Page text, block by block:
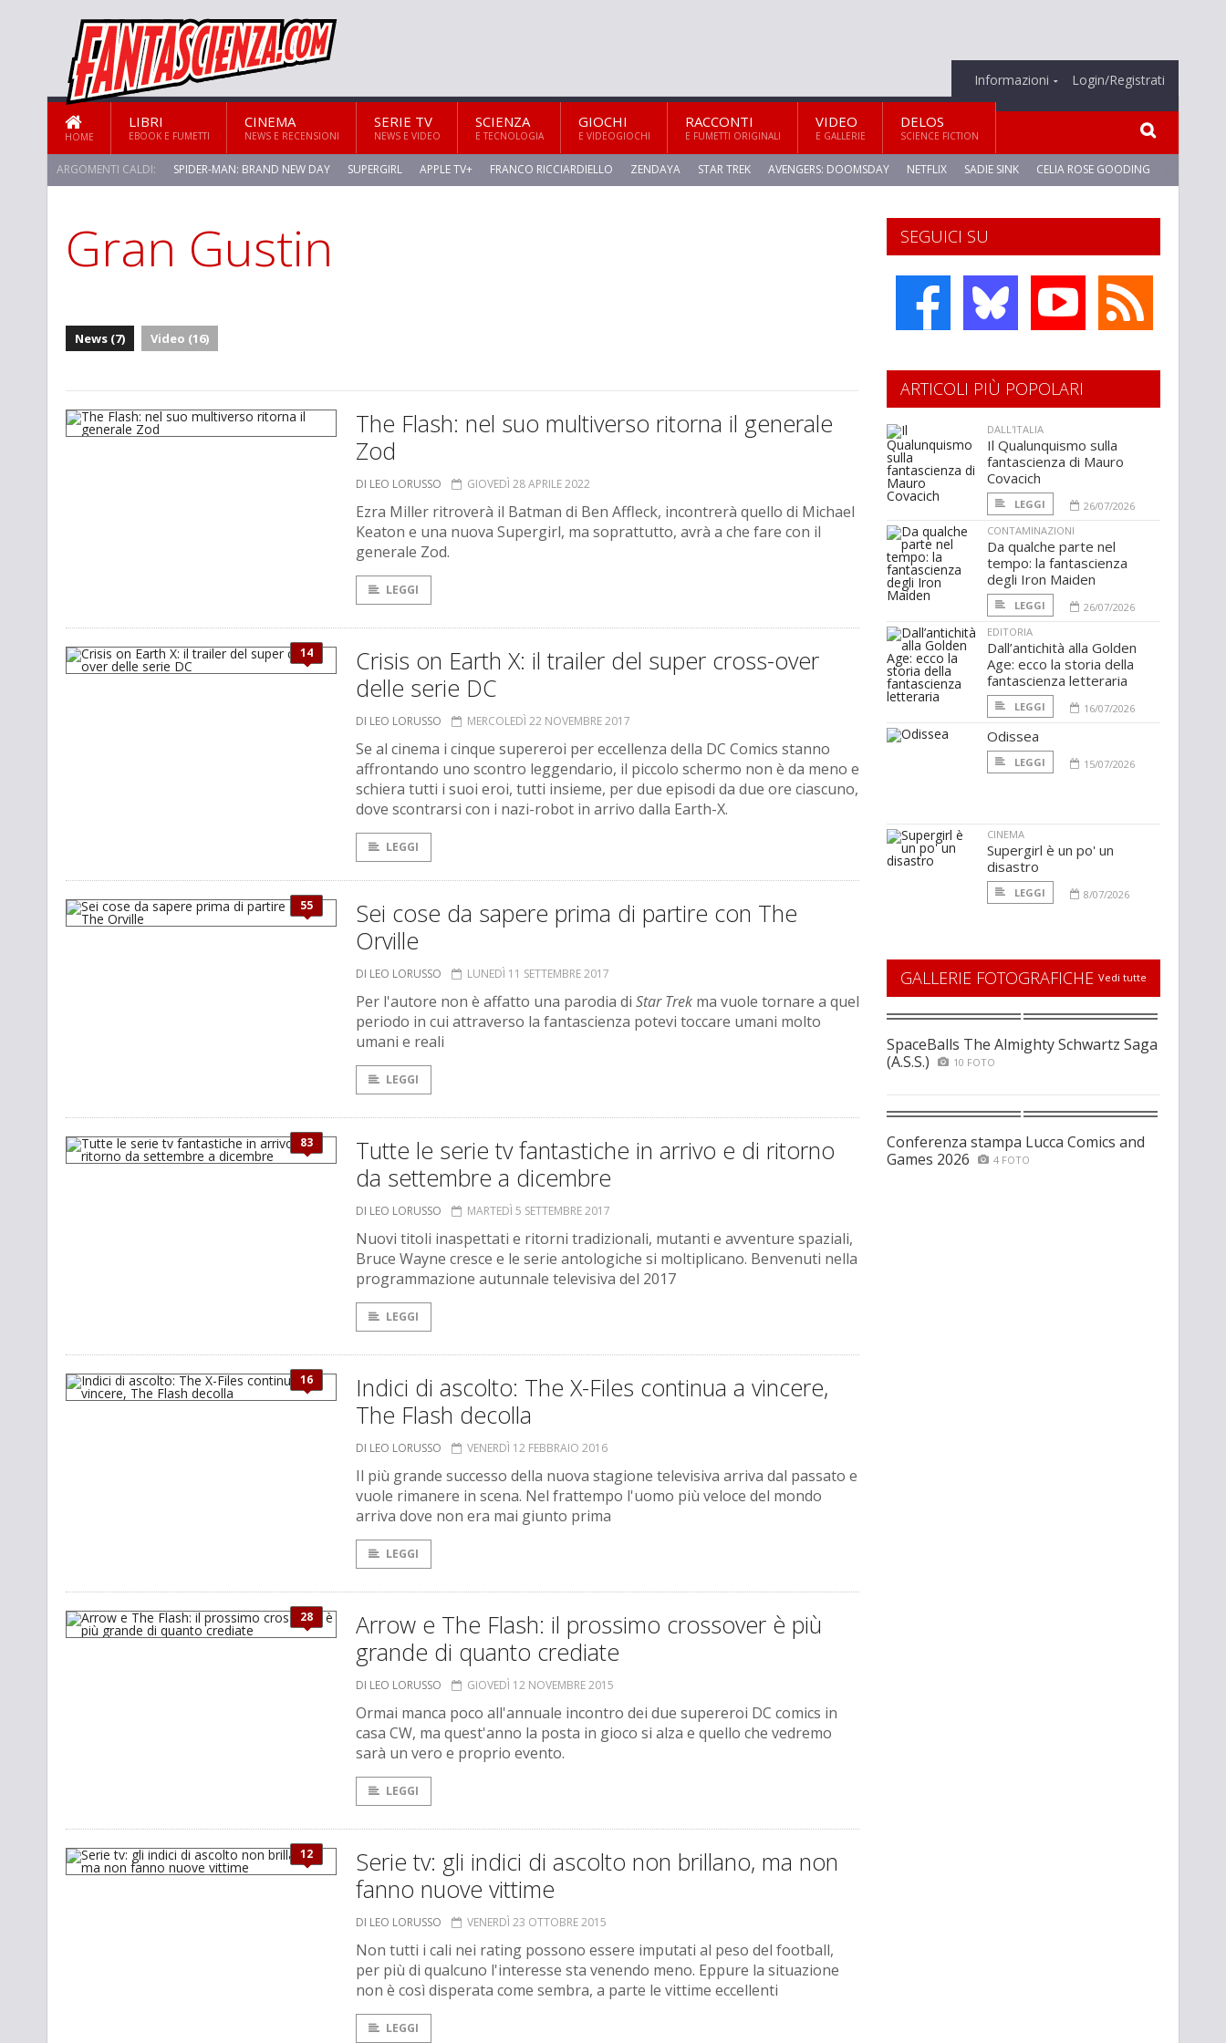
Informazioni Login/Registrati
HOME
LIBRI
EBOOK E FUMETTI
CINEMA
NEWS E RECENSIONI
SERIE TV
NEWS E VIDEO
SCIENZA
E TECNOLOGIA
GIOCHI
E VIDEOGIOCHI
RACCONTI
E FUMETTI ORIGINALI
VIDEO
E GALLERIE
DELOS
SCIENCE FICTION
ARGOMENTI CALDI: SPIDER-MAN: BRAND NEW DAY SUPERGIRL APPLE TV+ FRANCO RICCIARDIELLO ZENDAYA STAR TREK AVENGERS: DOOMSDAY NETFLIX SADIE SINK CELIA ROSE GOODING
Gran Gustin
News (7) Video (16)
The Flash: nel suo multiverso ritorna il generale
Zod
DI LEO LORUSSO GIOVEDÌ 28 APRILE 2022
Ezra Miller ritroverà il Batman di Ben Affleck, incontrerà quello di Michael
Keaton e una nuova Supergirl, ma soprattutto, avrà a che fare con il
generale Zod.
LEGGI
14
Crisis on Earth X: il trailer del super cross-over
delle serie DC
DI LEO LORUSSO MERCOLEDÌ 22 NOVEMBRE 2017
Se al cinema i cinque supereroi per eccellenza della DC Comics stanno
affrontando uno scontro leggendario, il piccolo schermo non è da meno e
schiera tutti i suoi eroi, tutti insieme, per due episodi da due ore ciascuno,
dove scontrarsi con i nazi-robot in arrivo dalla Earth-X.
LEGGI
55
Sei cose da sapere prima di partire con The
Orville
DI LEO LORUSSO LUNEDÌ 11 SETTEMBRE 2017
Per l'autore non è affatto una parodia di Star Trek ma vuole tornare a quel
periodo in cui attraverso la fantascienza potevi toccare umani molto
umani e reali
LEGGI
83
Tutte le serie tv fantastiche in arrivo e di ritorno
da settembre a dicembre
DI LEO LORUSSO MARTEDÌ 5 SETTEMBRE 2017
Nuovi titoli inaspettati e ritorni tradizionali, mutanti e avventure spaziali,
Bruce Wayne cresce e le serie antologiche si moltiplicano. Benvenuti nella
programmazione autunnale televisiva del 2017
LEGGI
16
Indici di ascolto: The X-Files continua a vincere,
The Flash decolla
DI LEO LORUSSO VENERDÌ 12 FEBBRAIO 2016
Il più grande successo della nuova stagione televisiva arriva dal passato e
vuole rimanere in scena. Nel frattempo l'uomo più veloce del mondo
arriva dove non era mai giunto prima
LEGGI
28
Arrow e The Flash: il prossimo crossover è più
grande di quanto crediate
DI LEO LORUSSO GIOVEDÌ 12 NOVEMBRE 2015
Ormai manca poco all'annuale incontro dei due supereroi DC comics in
casa CW, ma quest'anno la posta in gioco si alza e quello che vedremo
sarà un vero e proprio evento.
LEGGI
12
Serie tv: gli indici di ascolto non brillano, ma non
fanno nuove vittime
DI LEO LORUSSO VENERDÌ 23 OTTOBRE 2015
Non tutti i cali nei rating possono essere imputati al peso del football,
per più di qualcuno l'interesse sta venendo meno. Eppure la situazione
non è così disperata come sembra, a parte le vittime eccellenti
LEGGI
SEGUICI SU
ARTICOLI PIÙ POPOLARI
DALL'ITALIA
Il Qualunquismo sulla
fantascienza di Mauro
Covacich
LEGGI
26/07/2026
CONTAMINAZIONI
Da qualche parte nel
tempo: la fantascienza
degli Iron Maiden
LEGGI
26/07/2026
EDITORIA
Dall’antichità alla Golden
Age: ecco la storia della
fantascienza letteraria
LEGGI 16/07/2026
Odissea
LEGGI 15/07/2026
CINEMA
Supergirl è un po' un
disastro
LEGGI 8/07/2026
GALLERIE FOTOGRAFICHE Vedi tutte
SpaceBalls The Almighty Schwartz Saga
(A.S.S.)
10 FOTO
Conferenza stampa Lucca Comics and
Games 2026
4 FOTO